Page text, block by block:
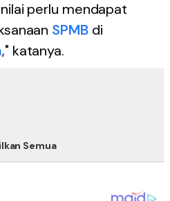
perlu mendapat
SPMBdi
," katanya.
Semua